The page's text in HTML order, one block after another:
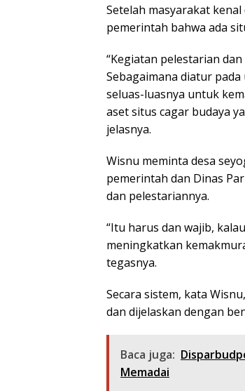
Setelah masyarakat
pemerintah bahwa ada
“Kegiatan pelestarian
Sebagaimana diatur
seluas-luasnya untuk
aset situs cagar budaya
jelasnya.
Wisnu meminta desa
pemerintah dan Dinas
dan pelestariannya.
“Itu harus dan wajib,
meningkatkan
tegasnya.
Secara sistem, kata
dan dijelaskan dengan
Baca juga:
Memadai